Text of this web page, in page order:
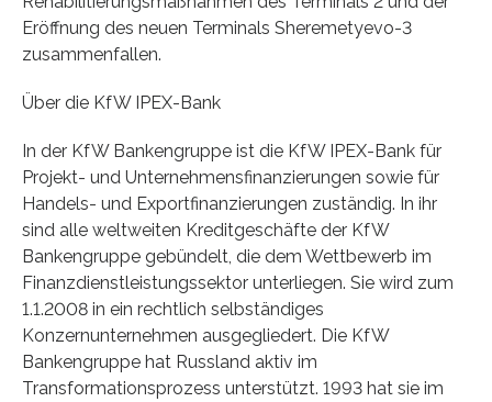
Eröffnung des neuen Terminals Sheremetyevo-3
zusammenfallen.
Über die KfW IPEX-Bank
In der KfW Bankengruppe ist die KfW IPEX-Bank für
Projekt- und Unternehmensfinanzierungen sowie für
Handels- und Exportfinanzierungen zuständig. In ihr
sind alle weltweiten Kreditgeschäfte der KfW
Bankengruppe gebündelt, die dem Wettbewerb im
Finanzdienstleistungssektor unterliegen. Sie wird zum
1.1.2008 in ein rechtlich selbständiges
Konzernunternehmen ausgegliedert. Die KfW
Bankengruppe hat Russland aktiv im
Transformationsprozess unterstützt. 1993 hat sie im